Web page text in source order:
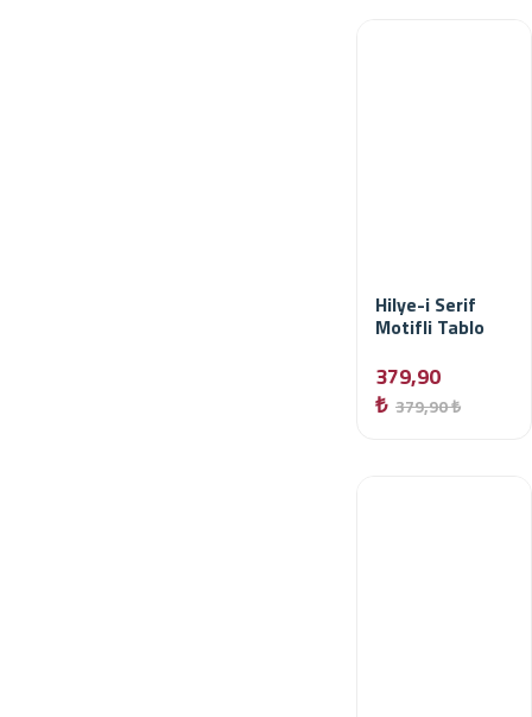
Hilye-i Serif
Motifli Tablo
379,90
₺ 379,90 ₺